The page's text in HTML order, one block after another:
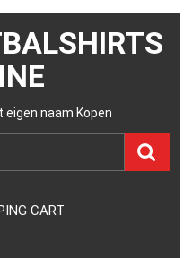
naam Kopen
CART